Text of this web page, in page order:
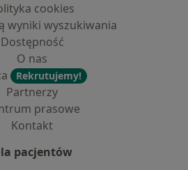
cookies
wyniki wyszukiwania
Dostępność
O nas
Rekrutujemy!
Partnerzy
prasowe
Kontakt
pacjentów